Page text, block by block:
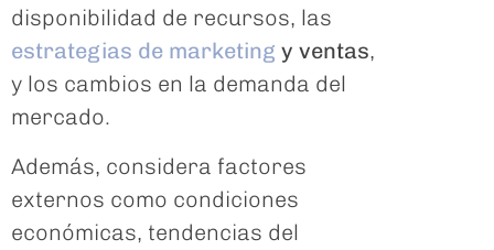
disponibilidad de recursos, las
estrategias de marketing y ventas,
y los cambios en la demanda del
mercado.
Además, considera factores
externos como condiciones
económicas, tendencias del